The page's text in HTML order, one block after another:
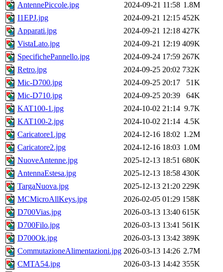
AntennePiccole.jpg
2024-09-21 11:58 1.8M
I1EPJ.jpg
2024-09-21 12:15 452K
Apparati.jpg
2024-09-21 12:18 427K
VistaLato.jpg
2024-09-21 12:19 409K
SpecifichePannello.jpg
2024-09-24 17:59 267K
Retro.jpg
2024-09-25 20:02 732K
Mic-D700.jpg
2024-09-25 20:17
51K
Mic-D710.jpg
2024-09-25 20:39
64K
KAT100-1.jpg
2024-10-02 21:14 9.7K
KAT100-2.jpg
2024-10-02 21:14 4.5K
Caricatore1.jpg
2024-12-16 18:02 1.2M
Caricatore2.jpg
2024-12-16 18:03 1.0M
NuoveAntenne.jpg
2025-12-13 18:51 680K
AntennaEstesa.jpg
2025-12-13 18:58 430K
TargaNuova.jpg
2025-12-13 21:20 229K
MCMicroAllKeys.jpg
2026-02-05 01:29 158K
D700Vias.jpg
2026-03-13 13:40 615K
D700Filo.jpg
2026-03-13 13:41 561K
D700Ok.jpg
2026-03-13 13:42 389K
CommutazioneAlimentazioni.jpg 2026-03-13 14:26 2.7M
CMTA54.jpg
2026-03-13 14:42 355K